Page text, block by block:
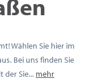
Wählen Sie hier im
Bei uns finden Sie
der Sie... mehr